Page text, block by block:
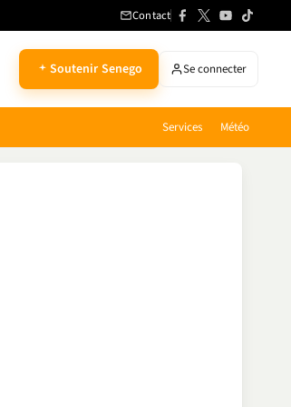
Contact
Soutenir Senego Se connecter
Services Météo